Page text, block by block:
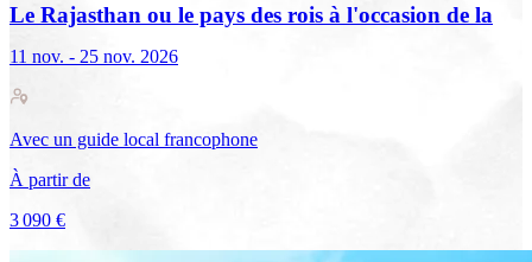
Le Rajasthan ou le pays des rois à l'occasion de la
11 nov. - 25 nov. 2026
Avec un guide local francophone
À partir de
3 090 €